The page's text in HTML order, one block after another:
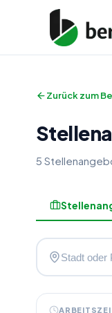
Zurück zum
5